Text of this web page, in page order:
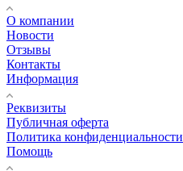
О компании
Новости
Отзывы
Контакты
Информация
Реквизиты
Публичная оферта
Политика конфиденциальности
Помощь